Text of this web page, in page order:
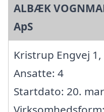
ALBÆK
ApS
Kristrup Engvej
Ansatte: 4
Startdato: 20.